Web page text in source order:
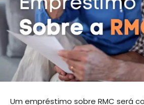
Um empréstimo sobre RMC será